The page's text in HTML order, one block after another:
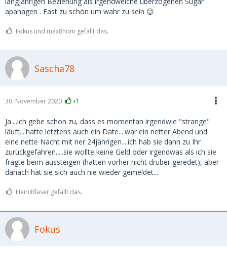
apanagen . Fast zu schön um wahr zu sein 😉
Fokus und max8hom gefällt das.
Sascha78
30. November 2020 +1
Ja....ich gebe schon zu, dass es momentan irgendwie "strange"
läuft....hatte letztens auch ein Date....war ein netter Abend und
eine nette Nacht mit ner 24jährigen....ich hab sie dann zu Ihr
zurückgefahren.....sie wollte keine Geld oder irgendwas als ich sie
fragte beim aussteigen (hatten vorher nicht drüber geredet), aber
danach hat sie sich auch nie wieder gemeldet....
HeiriiBlaser gefällt das.
Fokus